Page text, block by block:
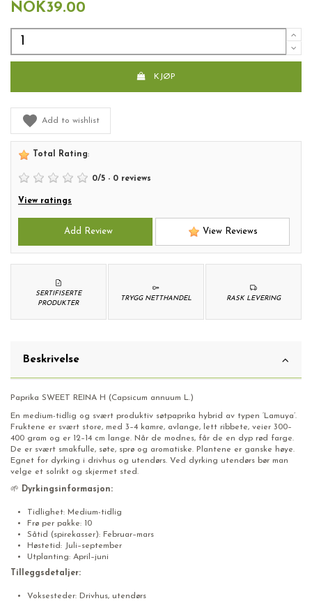
NOK39.00
KJØP
Add to wishlist
Total Rating:
0/5 - 0 reviews
View ratings
Add Review View Reviews
RASK LEVERING
TRYGG NETTHANDEL
SERTIFISERTE
PRODUKTER
Beskrivelse
Paprika SWEET REINA H (Capsicum annuum L.)
En medium-tidlig og svært produktiv søtpaprika hybrid av typen ‘Lamuya’.
Fruktene er svært store, med 3–4 kamre, avlange, lett ribbete, veier 300–
400 gram og er 12–14 cm lange. Når de modnes, får de en dyp rød farge.
De er svært smakfulle, søte, sprø og aromatiske. Plantene er ganske høye.
Egnet for dyrking i drivhus og utendørs. Ved dyrking utendørs bør man
velge et solrikt og skjermet sted.
🌱 Dyrkingsinformasjon:
Tidlighet: Medium-tidlig
Frø per pakke: 10
Såtid (spirekasser): Februar–mars
Høstetid: Juli–september
Utplanting: April–juni
Tilleggsdetaljer:
Voksesteder: Drivhus, utendørs